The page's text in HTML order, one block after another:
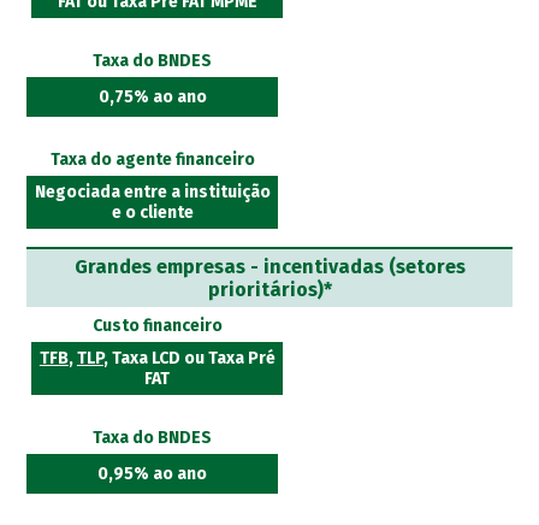
Taxa do BNDES
0,75% ao ano
Taxa do agente financeiro
Negociada entre a instituição
e o cliente
Grandes empresas - incentivadas (setores
prioritários)*
Custo financeiro
TFB,TLP, Taxa LCD ou Taxa Pré
FAT
Taxa do BNDES
0,95% ao ano